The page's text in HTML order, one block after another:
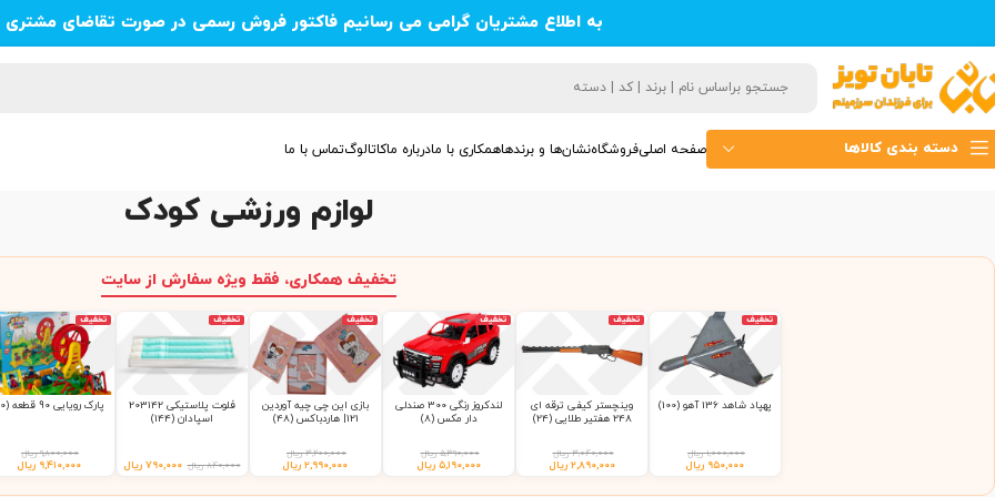
به اطلاع مشتریان گرامی می رسانیم فاکتور فروش رسمی در صورت تقاضای مشتری
دسته بندی کالاها صفحه اصلیفروشگاهنشان‌ها و برندهاهمکاری با مادرباره ماکاتالوگتماس با ما
لوازم ورزشی کودک
تخفیف همکاری، فقط ویژه سفارش از سایت
تخفیف
پهپاد شاهد 136 آهو (100)
۱,۰۰۰,۰۰۰ ریال
۹۵۰,۰۰۰ ریال
تخفیف
وینچستر کیفی ترقه ای
248 هفتیر طلایی (24)
۳,۰۴۰,۰۰۰ ریال
۲,۸۹۰,۰۰۰ ریال
تخفیف
لندکروز رنگی 300 صندلی
دار مکس (8)
۵,۳۹۰,۰۰۰ ریال
۵,۱۹۰,۰۰۰ ریال
تخفیف
بازی این چی چیه آوردین
121| هاردباکس (48)
۳,۲۰۰,۰۰۰ ریال
۲,۹۹۰,۰۰۰ ریال
تخفیف
فلوت پلاستیکی 203142
اسپادان (144)
۸۴۰,۰۰۰ ریال ۷۹۰,۰۰۰ ریال
تخفیف
پارک رویایی 90 قطعه (10)
۹,۸۰۰,۰۰۰ ریال
۹,۴۱۰,۰۰۰ ریال